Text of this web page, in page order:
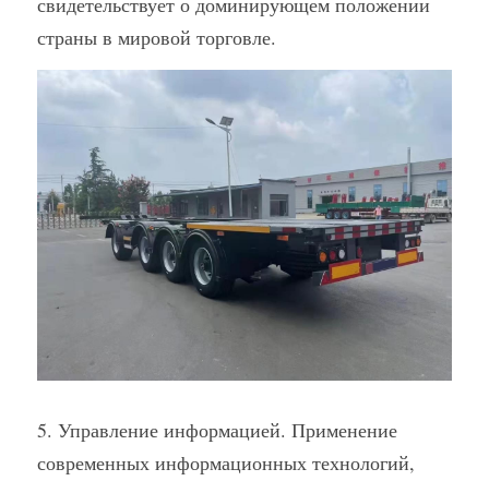
страны в мировой торговле.
5. Управление информацией. Применение
современных информационных технологий,